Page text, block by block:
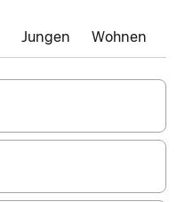
Jungen Wohnen